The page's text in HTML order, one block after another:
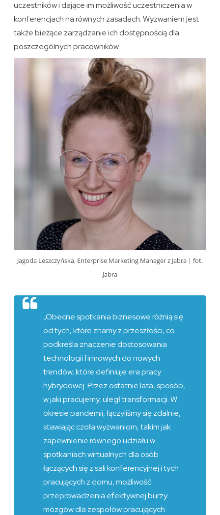
uczestników i dające im możliwość uczestniczenia w
konferencjach na równych zasadach. Wyzwaniem jest
także bieżące zarządzanie ich dostępnością dla
poszczególnych pracowników.
Jagoda Leszczyńska, Enterprise Marketing Manager z Jabra | fot.
Jabra
„Obecne spotkania biznesowe różnią się
od tych, które znamy z przeszłości, co
podkreśla znaczenie dostosowania
technologii firmowych do nowych
trendów, które definiuje era pracy
hybrydowej. Przez ostatnie lata, sposób,
w jaki pracujemy, uległ transformacji. W
okresie pandemii, łączyliśmy się zdalnie,
stawiając czoła wyzwaniom, takim jak
zapewnienie równego udziału w
spotkaniach wirtualnych dla osób
łączących się z sali konferencyjnej i tych
pracujących z domu, możliwość
przeprowadzenia efektywnej burzy
mózgów dla zespołów pracujących